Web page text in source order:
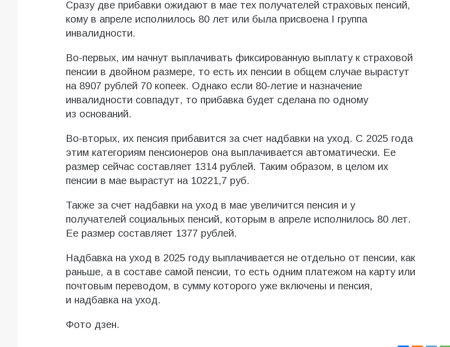
Сразу две прибавки ожидают в мае тех получателей страховых пенсий,
кому в апреле исполнилось 80 лет или была присвоена I группа
инвалидности.
Во-первых, им начнут выплачивать фиксированную выплату к страховой
пенсии в двойном размере, то есть их пенсии в общем случае вырастут
на 8907 рублей 70 копеек. Однако если 80-летие и назначение
инвалидности совпадут, то прибавка будет сделана по одному
из оснований.
Во-вторых, их пенсия прибавится за счет надбавки на уход. С 2025 года
этим категориям пенсионеров она выплачивается автоматически. Ее
размер сейчас составляет 1314 рублей. Таким образом, в целом их
пенсии в мае вырастут на 10221,7 руб.
Также за счет надбавки на уход в мае увеличится пенсия и у
получателей социальных пенсий, которым в апреле исполнилось 80 лет.
Ее размер составляет 1377 рублей.
Надбавка на уход в 2025 году выплачивается не отдельно от пенсии, как
раньше, а в составе самой пенсии, то есть одним платежом на карту или
почтовым переводом, в сумму которого уже включены и пенсия,
и надбавка на уход.
Фото дзен.